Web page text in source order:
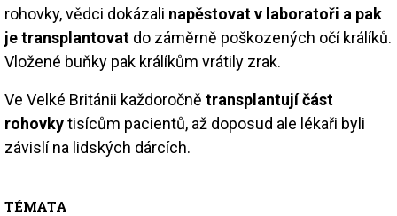
rohovky, vědci dokázali napěstovat v laboratoři a pak
je transplantovat do záměrně poškozených očí králíků.
Vložené buňky pak králíkům vrátily zrak.
Ve Velké Británii každoročně transplantují část
rohovkytisícům pacientů, až doposud ale lékaři byli
závislí na lidských dárcích.
TÉMATA